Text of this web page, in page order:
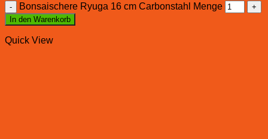
Bonsaischere Ryuga 16 cm Carbonstahl Menge
In den Warenkorb
Quick View